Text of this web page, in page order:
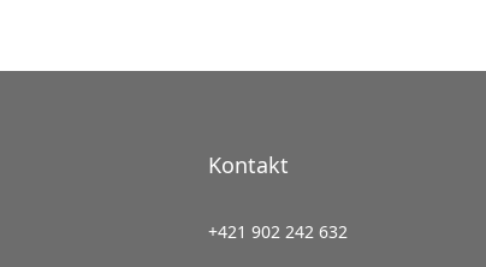
Kontakt
+421 902 242 632